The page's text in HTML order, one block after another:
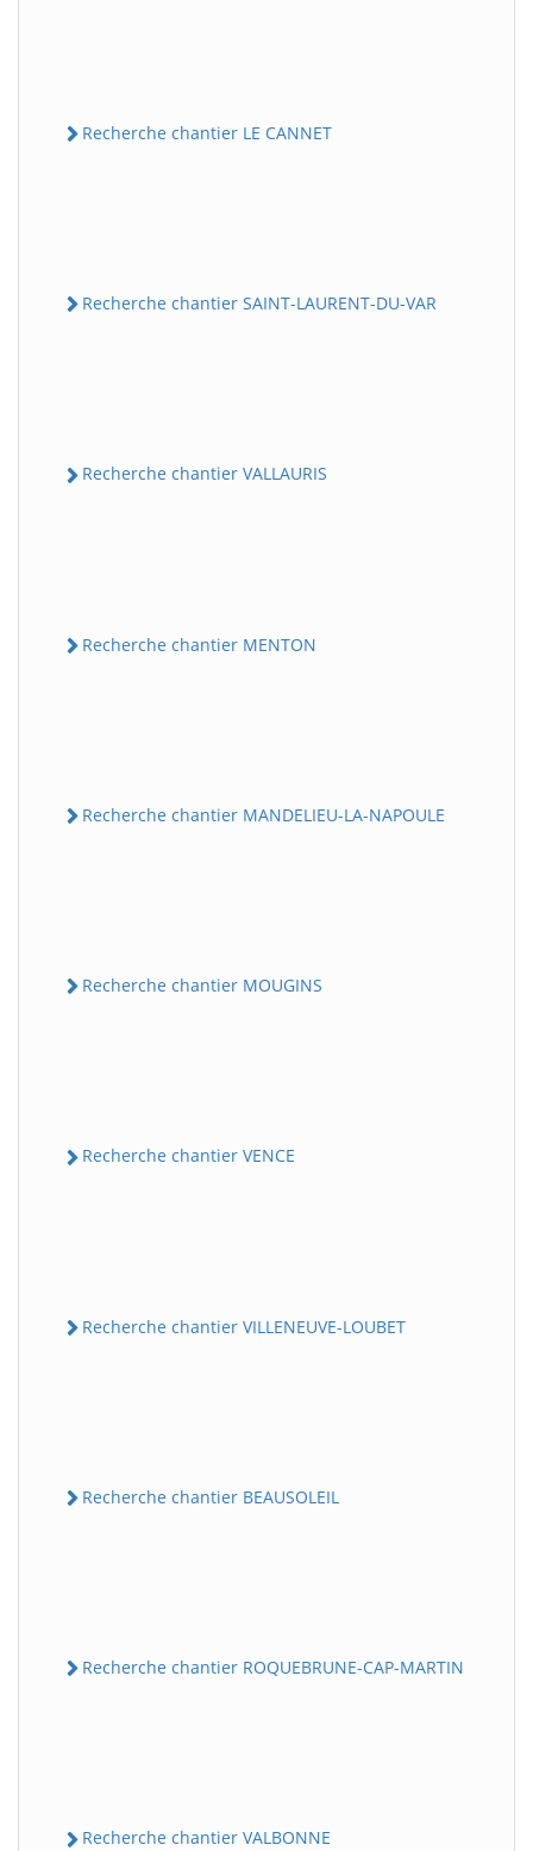
Recherche chantier LE CANNET
Recherche chantier SAINT-LAURENT-DU-VAR
Recherche chantier VALLAURIS
Recherche chantier MENTON
Recherche chantier MANDELIEU-LA-NAPOULE
Recherche chantier MOUGINS
Recherche chantier VENCE
Recherche chantier VILLENEUVE-LOUBET
Recherche chantier BEAUSOLEIL
Recherche chantier ROQUEBRUNE-CAP-MARTIN
Recherche chantier VALBONNE